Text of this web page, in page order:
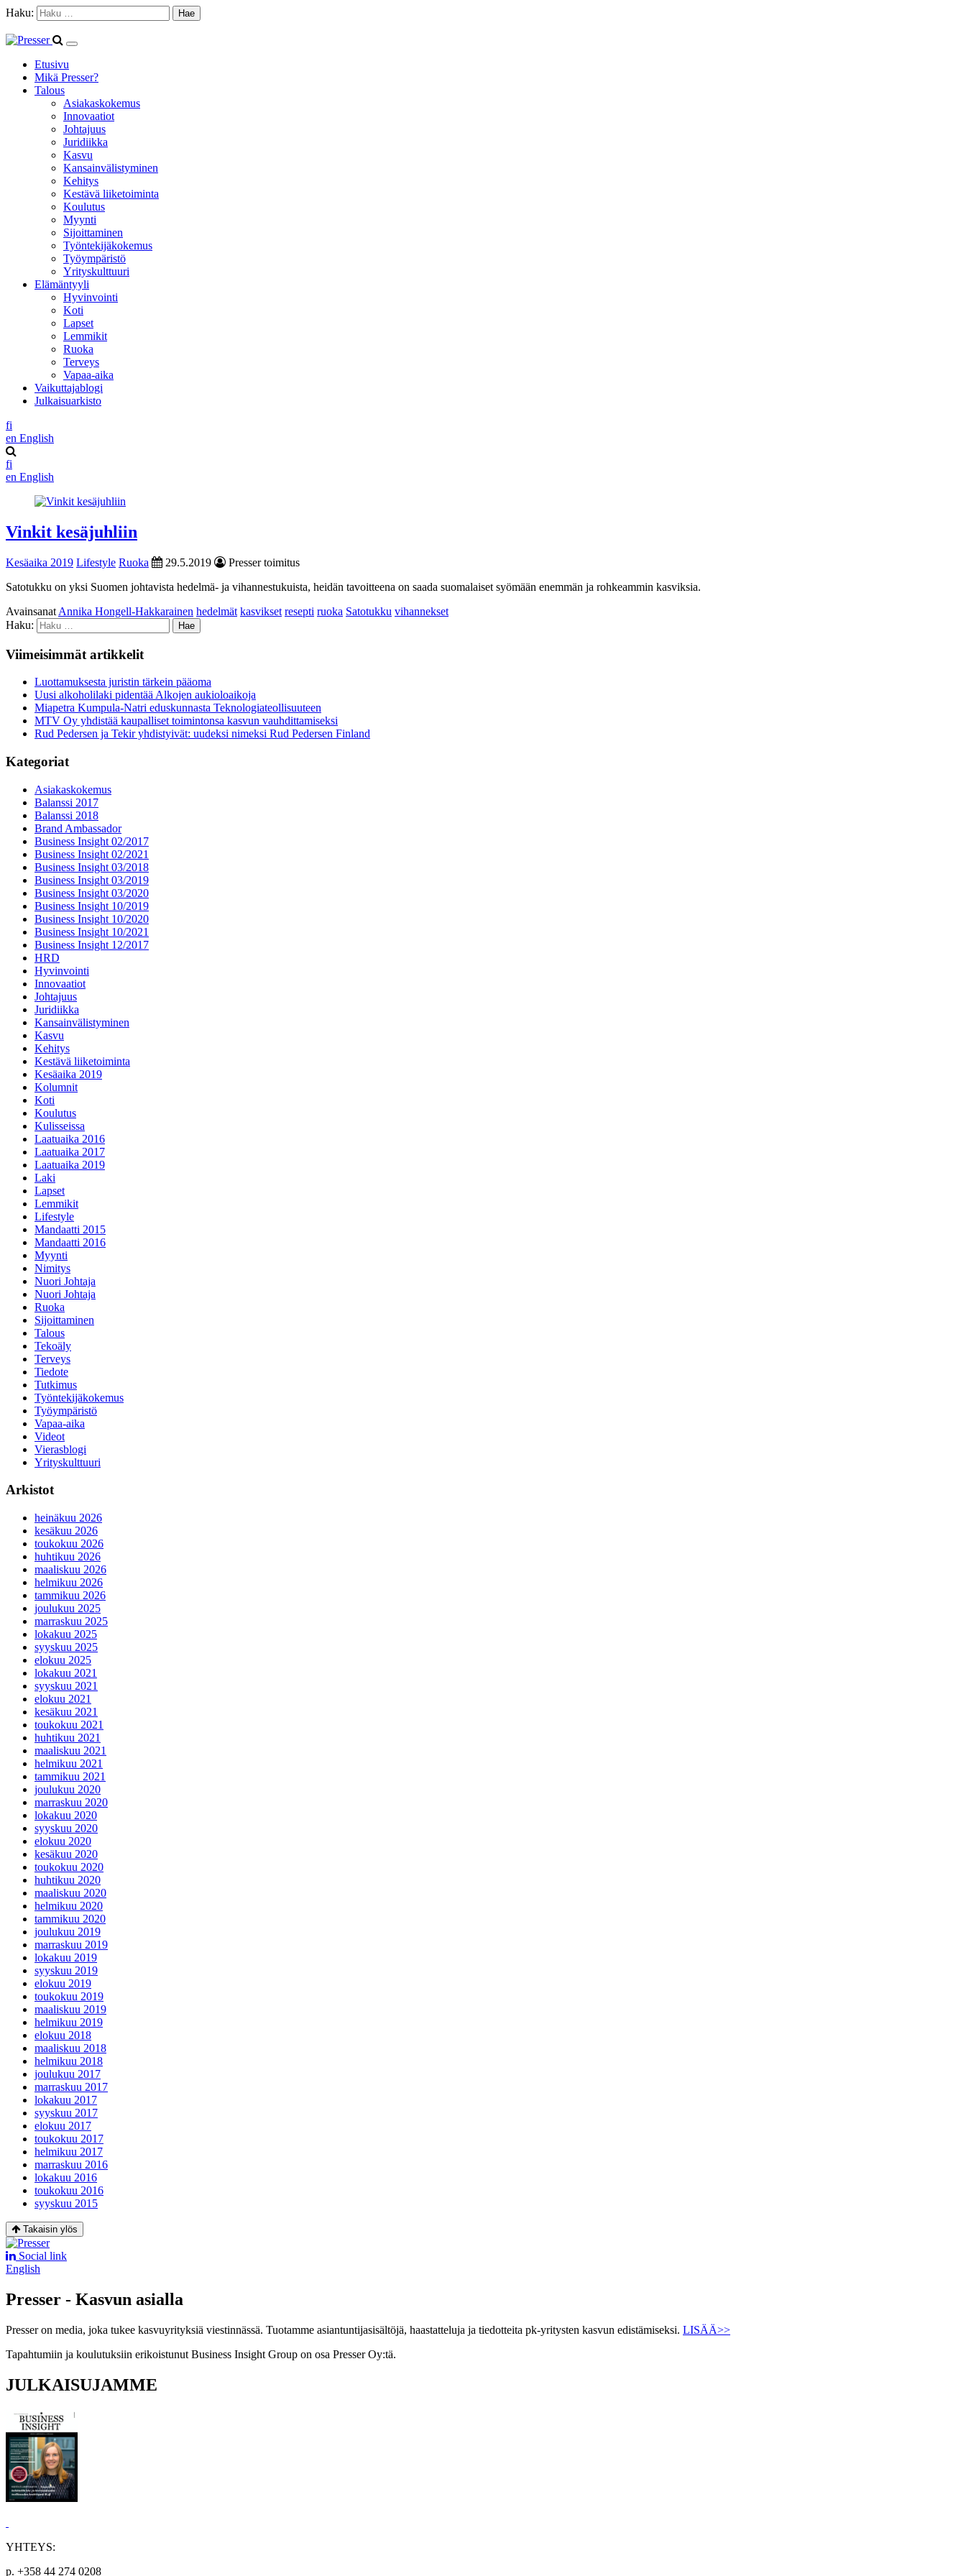
Haku:
Etusivu
Mikä Presser?
Talous
Asiakaskokemus
Innovaatiot
Johtajuus
Juridiikka
Kasvu
Kansainvälistyminen
Kehitys
Kestävä liiketoiminta
Koulutus
Myynti
Sijoittaminen
Työntekijäkokemus
Työympäristö
Yrityskulttuuri
Elämäntyyli
Hyvinvointi
Koti
Lapset
Lemmikit
Ruoka
Terveys
Vapaa-aika
Vaikuttajablogi
Julkaisuarkisto
fi
en English
fi
en English
Vinkit kesäjuhliin
Kesäaika 2019 Lifestyle Ruoka 29.5.2019
Presser toimitus
Satotukku on yksi Suomen johtavista hedelmä- ja vihannestukuista, heidän tavoitteena on saada suomalaiset syömään enemmän ja rohkeammin kasviksia.
Avainsanat Annika Hongell-Hakkarainen hedelmät kasvikset resepti ruoka Satotukku vihannekset
Haku:
Viimeisimmät artikkelit
Luottamuksesta juristin tärkein pääoma
Uusi alkoholilaki pidentää Alkojen aukioloaikoja
Miapetra Kumpula-Natri eduskunnasta Teknologiateollisuuteen
MTV Oy yhdistää kaupalliset toimintonsa kasvun vauhdittamiseksi
Rud Pedersen ja Tekir yhdistyivät: uudeksi nimeksi Rud Pedersen Finland
Kategoriat
Asiakaskokemus
Balanssi 2017
Balanssi 2018
Brand Ambassador
Business Insight 02/2017
Business Insight 02/2021
Business Insight 03/2018
Business Insight 03/2019
Business Insight 03/2020
Business Insight 10/2019
Business Insight 10/2020
Business Insight 10/2021
Business Insight 12/2017
HRD
Hyvinvointi
Innovaatiot
Johtajuus
Juridiikka
Kansainvälistyminen
Kasvu
Kehitys
Kestävä liiketoiminta
Kesäaika 2019
Kolumnit
Koti
Koulutus
Kulisseissa
Laatuaika 2016
Laatuaika 2017
Laatuaika 2019
Laki
Lapset
Lemmikit
Lifestyle
Mandaatti 2015
Mandaatti 2016
Myynti
Nimitys
Nuori Johtaja
Nuori Johtaja
Ruoka
Sijoittaminen
Talous
Tekoäly
Terveys
Tiedote
Tutkimus
Työntekijäkokemus
Työympäristö
Vapaa-aika
Videot
Vierasblogi
Yrityskulttuuri
Arkistot
heinäkuu 2026
kesäkuu 2026
toukokuu 2026
huhtikuu 2026
maaliskuu 2026
helmikuu 2026
tammikuu 2026
joulukuu 2025
marraskuu 2025
lokakuu 2025
syyskuu 2025
elokuu 2025
lokakuu 2021
syyskuu 2021
elokuu 2021
kesäkuu 2021
toukokuu 2021
huhtikuu 2021
maaliskuu 2021
helmikuu 2021
tammikuu 2021
joulukuu 2020
marraskuu 2020
lokakuu 2020
syyskuu 2020
elokuu 2020
kesäkuu 2020
toukokuu 2020
huhtikuu 2020
maaliskuu 2020
helmikuu 2020
tammikuu 2020
joulukuu 2019
marraskuu 2019
lokakuu 2019
syyskuu 2019
elokuu 2019
toukokuu 2019
maaliskuu 2019
helmikuu 2019
elokuu 2018
maaliskuu 2018
helmikuu 2018
joulukuu 2017
marraskuu 2017
lokakuu 2017
syyskuu 2017
elokuu 2017
toukokuu 2017
helmikuu 2017
marraskuu 2016
lokakuu 2016
toukokuu 2016
syyskuu 2015
Takaisin ylös
Social link
English
Presser - Kasvun asialla
Presser on media, joka tukee kasvuyrityksiä viestinnässä. Tuotamme asiantuntijasisältöjä, haastatteluja ja tiedotteita pk-yritysten kasvun edistämiseksi. LISÄÄ>>
Tapahtumiin ja koulutuksiin erikoistunut Business Insight Group on osa Presser Oy:tä.
JULKAISUJAMME
YHTEYS:
p. +358 44 274 0208